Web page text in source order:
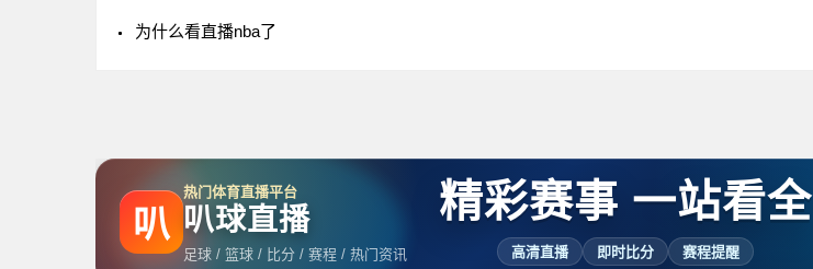
为什么看直播nba了
叭
热门体育直播平台
叭球直播
足球 / 篮球 / 比分 / 赛程 / 热门资讯
精彩赛事 一站看全
高清直播 即时比分 赛程提醒